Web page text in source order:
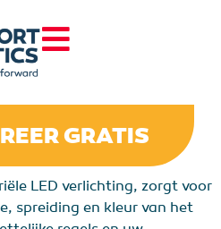
GRATIS
LED verlichting, zorgt voor
spreiding en kleur van het